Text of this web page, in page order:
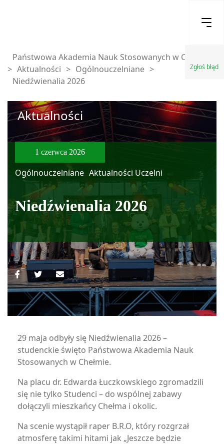
Zgłoś błąd
Państwowa Akademia Nauk Stosowanych w Chełmie
> Aktualności > Ogólnouczelniane >
Niedźwienalia 2026
Aktualności
1 czerwca 2026
Ogólnouczelniane Aktualności Uczelni
Niedźwienalia 2026
29 maja odbyły się Niedźwienalia 2026 –
studenckie święto Państwowa Akademia Nauk
Stosowanych w Chełmie.
Na placu dr. Edwarda Łuczkowskiego zgromadzili
się nie tylko Studenci – do wspólnej zabawy
dołączyli mieszkańcy Chełma i okolic.
Na scenie wystąpił raper B.R.O, który rozgrzał
atmosferę takimi hitami jak „Jeszcze będzie